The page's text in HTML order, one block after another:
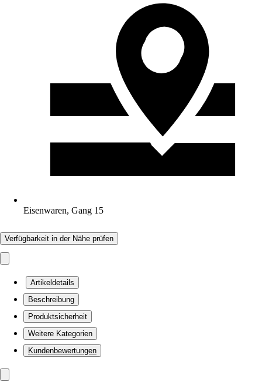
Eisenwaren, Gang 15
Verfügbarkeit in der Nähe prüfen
Artikeldetails
Beschreibung
Produktsicherheit
Weitere Kategorien
Kundenbewertungen